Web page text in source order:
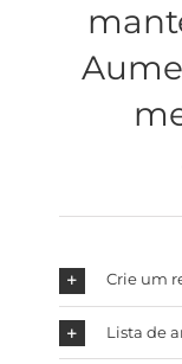
Crie um
Lista de